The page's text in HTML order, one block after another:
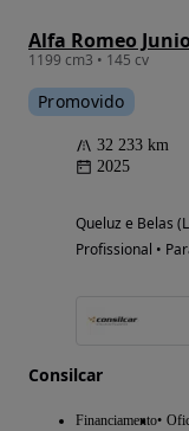
Alfa Romeo
1199 cm3 • 145 cv
Promovido
32 233 km
2025
Queluz e Belas
Profissional •
Consilcar
Financiamento